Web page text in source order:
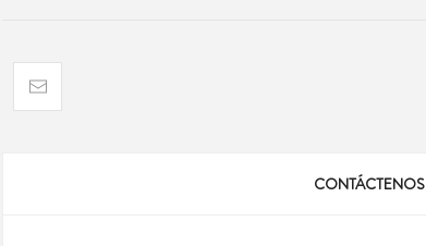
CONTÁCTENOS